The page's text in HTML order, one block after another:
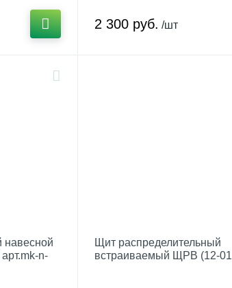
2 300 руб. /шт
навесной
n-
Щит распределительный
встраиваемый ЩРВ (12-01